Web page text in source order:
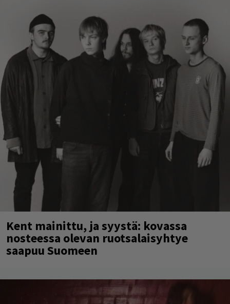
Kent mainittu, ja syystä: kovassa
nosteessa olevan ruotsalaisyhtye
saapuu Suomeen